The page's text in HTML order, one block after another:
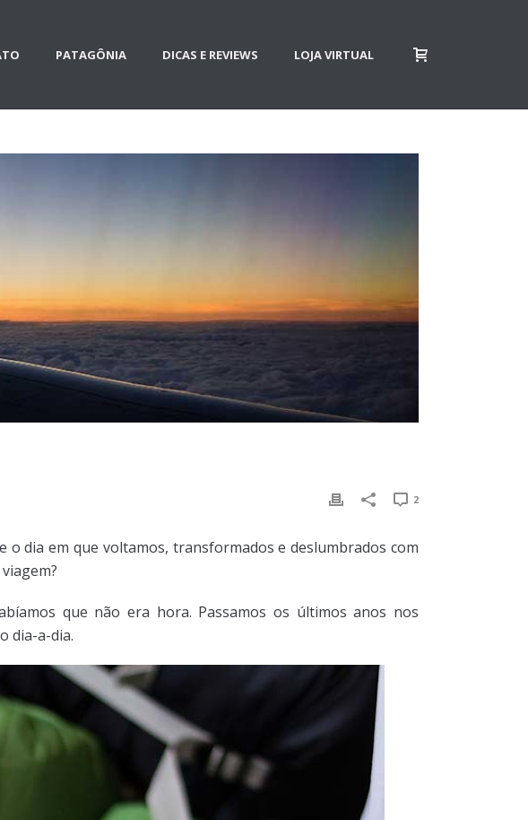
PATAGÔNIA DICAS E REVIEWS LOJA VIRTUAL
2
dia em que voltamos, transformados e deslumbrados com
que não era hora. Passamos os últimos anos nos
dia-a-dia.